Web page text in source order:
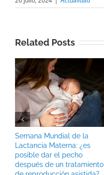
Related Posts
Semana Mundial de la
Lactancia Materna: ¿es
posible dar el pecho
después de un tratamiento